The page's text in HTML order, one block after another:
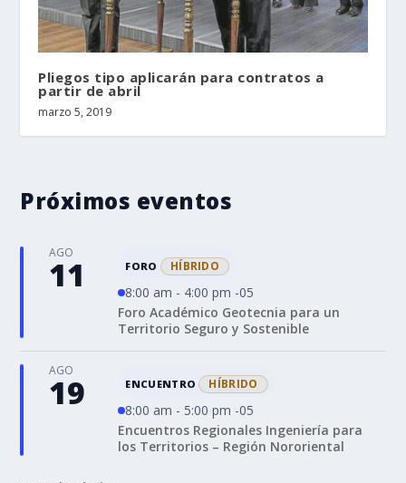
Pliegos tipo aplicarán para contratos a
partir de abril
marzo 5, 2019
Próximos eventos
AGO
11 FORO HÍBRIDO
8:00 am - 4:00 pm -05
Foro Académico Geotecnia para un
Territorio Seguro y Sostenible
AGO
19 ENCUENTRO HÍBRIDO
8:00 am - 5:00 pm -05
Encuentros Regionales Ingeniería para
los Territorios – Región Nororiental